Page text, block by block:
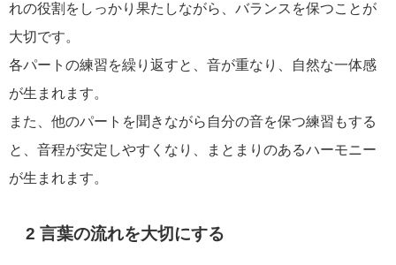
れの役割をしっかり果たしながら、バランスを保つことが
大切です。
各パートの練習を繰り返すと、音が重なり、自然な一体感
が生まれます。
また、他のパートを聞きながら自分の音を保つ練習もする
と、音程が安定しやすくなり、まとまりのあるハーモニー
が生まれます。
2 言葉の流れを大切にする